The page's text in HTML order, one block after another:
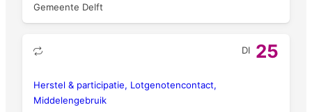
Gemeente Delft
DI 25
Herstel & participatie, Lotgenotencontact,
Middelengebruik